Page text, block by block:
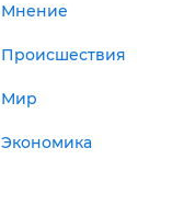
Мнение
Происшествия
Мир
Экономика